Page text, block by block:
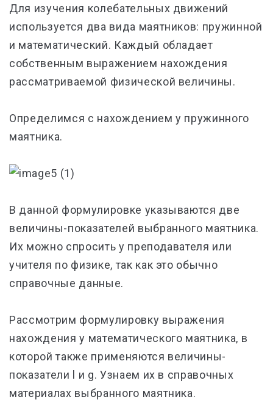
Для изучения колебательных движений
используется два вида маятников: пружинной
и математический. Каждый обладает
собственным выражением нахождения
рассматриваемой физической величины.
Определимся с нахождением у пружинного
маятника.
В данной формулировке указываются две
величины-показателей выбранного маятника.
Их можно спросить у преподавателя или
учителя по физике, так как это обычно
справочные данные.
Рассмотрим формулировку выражения
нахождения у математического маятника, в
которой также применяются величины-
показатели l и g. Узнаем их в справочных
материалах выбранного маятника.